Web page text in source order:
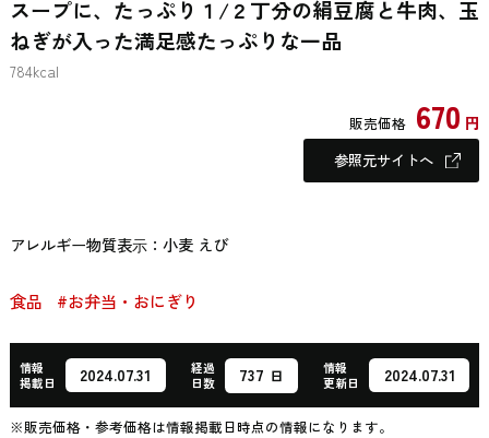
スープに、たっぷり１/２丁分の絹豆腐と牛肉、玉
ねぎが入った満足感たっぷりな一品
784kcal
販売価格 670 円
参照元サイトへ
アレルギー物質表⽰：小麦 えび
食品 #お弁当・おにぎり
情報
掲載日
2024.07.31
経過
日数
737 日
情報
更新日
2024.07.31
※販売価格・参考価格は情報掲載日時点の情報になります。